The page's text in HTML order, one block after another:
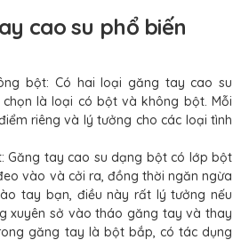
cao su phổ biến
bột: Có hai loại găng tay cao su
là loại có bột và không bột. Mỗi
riêng và lý tưởng cho các loại tình
Găng tay cao su dạng bột có lớp bột
vào và cởi ra, đồng thời ngăn ngừa
tay bạn, điều này rất lý tưởng nếu
xuyên sở vào tháo găng tay và thay
găng tay là bột bắp, có tác dụng